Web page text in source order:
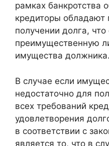
рамках банкротства
кредиторы
получении долга,
преимущественную
имущества должника.
В случае если
недостаточно для
всех требований
удовлетворения
в соответствии с
является то, что в